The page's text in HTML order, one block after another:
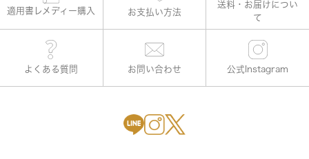
適用書レメディー購入 お支払い方法
よくある質問 お問い合わせ 公式Instagram